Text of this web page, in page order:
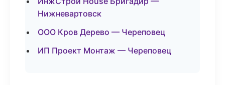
Нижневартовск
ООО Кров Дерево — Череповец
ИП Проект Монтаж — Череповец